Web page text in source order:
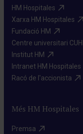
HM Hospitales​
Xarxa HM Hospitales​
Fundació HM​
Centre universitari
Institut HM​
Intranet HM Hospitales​
Racó de l'accionista​
Més HM Hospitales
Premsa​